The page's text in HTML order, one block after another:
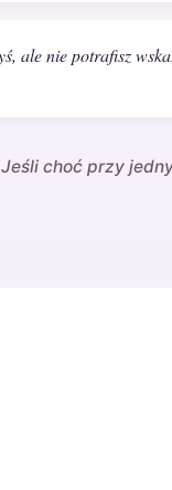
ale nie potrafisz
Jeśli choć przy